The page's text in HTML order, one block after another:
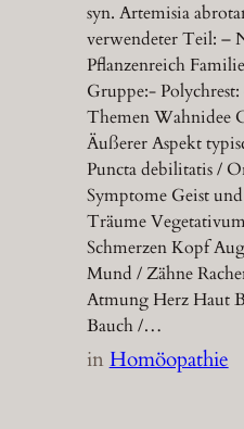
syn. Artemisia
verwendeter Teil: –
Pflanzenreich
Gruppe:-
Themen Wahnidee
Äußerer Aspekt
Puncta debilitatis /
Symptome Geist
Träume
Schmerzen Kopf
Mund / Zähne
Atmung Herz Haut
Bauch /…
inHomöopathie